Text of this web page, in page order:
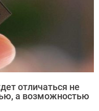
отличаться не
а возможностью